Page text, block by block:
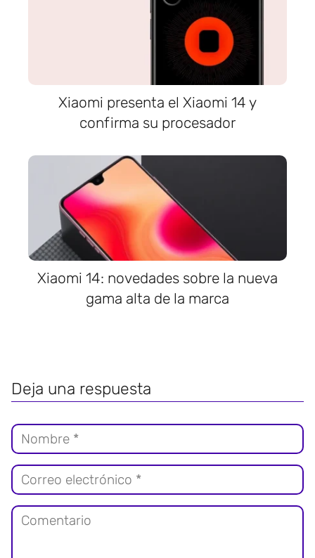
Xiaomi presenta el Xiaomi 14 y
confirma su procesador
Xiaomi 14: novedades sobre la nueva
gama alta de la marca
Deja una respuesta